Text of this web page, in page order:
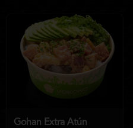
Gohan Extra Atún